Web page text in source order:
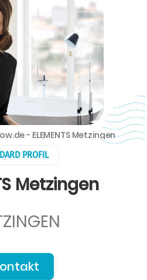
PROFIL
Metzingen
- ELEMENTS Metzingen